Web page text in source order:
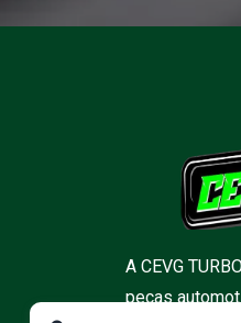
A CEVG
peças